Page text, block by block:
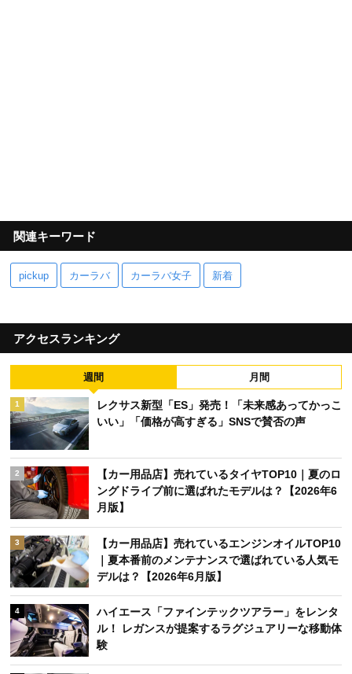
関連キーワード
pickup カーラバ カーラバ女子 新着
アクセスランキング
週間 月間
1
レクサス新型「ES」発売！「未来感あってかっこ
いい」「価格が高すぎる」SNSで賛否の声
2
【カー用品店】売れているタイヤTOP10｜夏のロ
ングドライブ前に選ばれたモデルは？【2026年6
月版】
3
【カー用品店】売れているエンジンオイルTOP10
｜夏本番前のメンテナンスで選ばれている人気モ
デルは？【2026年6月版】
4
ハイエース「ファインテックツアラー」をレンタ
ル！ レガンスが提案するラグジュアリーな移動体
験